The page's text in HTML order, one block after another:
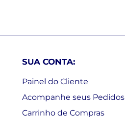
SUA CONTA:
Painel do Cliente
Acompanhe seus Pedidos
Carrinho de Compras